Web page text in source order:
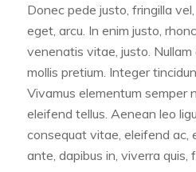
Donec pede justo, fringilla
eget, arcu. In enim justo,
venenatis vitae, justo.
mollis pretium. Integer
Vivamus elementum semper
eleifend tellus. Aenean leo
consequat vitae, eleifend ac,
ante, dapibus in, viverra quis,